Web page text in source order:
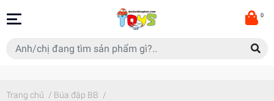
0
Trang chủ / Búa đập BB /